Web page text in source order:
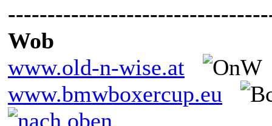
Wob
www.old-n-wise.at
www.bmwboxercup.eu